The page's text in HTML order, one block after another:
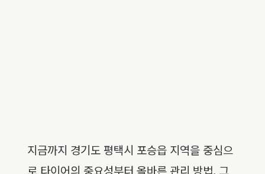
지금까지 경기도 평택시 포승읍 지역을 중심으
로 타이어의 중요성부터 올바른 관리 방법, 그